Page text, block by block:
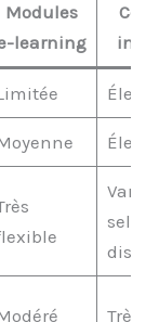
Modules
learning
selon
Très